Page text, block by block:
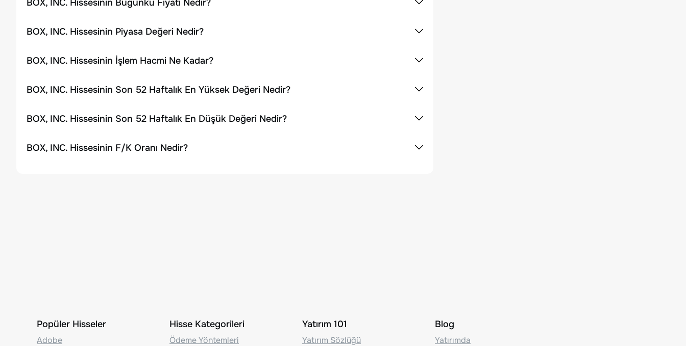
BOX, INC. Hissesinin Bugünkü Fiyatı Nedir?
BOX, INC. Hissesinin Piyasa Değeri Nedir?
BOX, INC. Hissesinin İşlem Hacmi Ne Kadar?
BOX, INC. Hissesinin Son 52 Haftalık En Yüksek Değeri Nedir?
BOX, INC. Hissesinin Son 52 Haftalık En Düşük Değeri Nedir?
BOX, INC. Hissesinin F/K Oranı Nedir?
Popüler Hisseler
Adobe
Hisse Kategorileri
Ödeme Yöntemleri
Yatırım 101
Yatırım Sözlüğü
Blog
Yatırımda